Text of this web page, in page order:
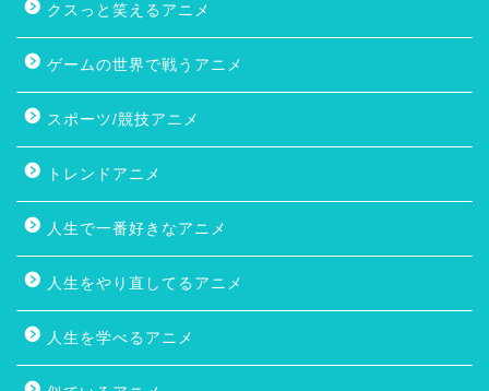
クスっと笑えるアニメ
ゲームの世界で戦うアニメ
スポーツ/競技アニメ
トレンドアニメ
人生で一番好きなアニメ
人生をやり直してるアニメ
人生を学べるアニメ